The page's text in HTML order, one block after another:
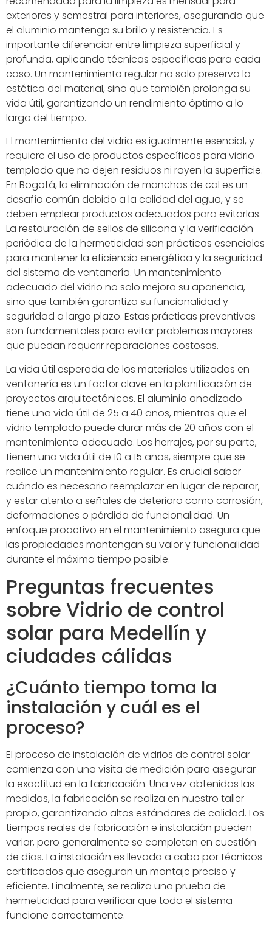
exteriores y semestral para interiores, asegurando que
el aluminio mantenga su brillo y resistencia. Es
importante diferenciar entre limpieza superficial y
profunda, aplicando técnicas específicas para cada
caso. Un mantenimiento regular no solo preserva la
estética del material, sino que también prolonga su
vida útil, garantizando un rendimiento óptimo a lo
largo del tiempo.
El mantenimiento del vidrio es igualmente esencial, y
requiere el uso de productos específicos para vidrio
templado que no dejen residuos ni rayen la superficie.
En Bogotá, la eliminación de manchas de cal es un
desafío común debido a la calidad del agua, y se
deben emplear productos adecuados para evitarlas.
La restauración de sellos de silicona y la verificación
periódica de la hermeticidad son prácticas esenciales
para mantener la eficiencia energética y la seguridad
del sistema de ventanería. Un mantenimiento
adecuado del vidrio no solo mejora su apariencia,
sino que también garantiza su funcionalidad y
seguridad a largo plazo. Estas prácticas preventivas
son fundamentales para evitar problemas mayores
que puedan requerir reparaciones costosas.
La vida útil esperada de los materiales utilizados en
ventanería es un factor clave en la planificación de
proyectos arquitectónicos. El aluminio anodizado
tiene una vida útil de 25 a 40 años, mientras que el
vidrio templado puede durar más de 20 años con el
mantenimiento adecuado. Los herrajes, por su parte,
tienen una vida útil de 10 a 15 años, siempre que se
realice un mantenimiento regular. Es crucial saber
cuándo es necesario reemplazar en lugar de reparar,
y estar atento a señales de deterioro como corrosión,
deformaciones o pérdida de funcionalidad. Un
enfoque proactivo en el mantenimiento asegura que
las propiedades mantengan su valor y funcionalidad
durante el máximo tiempo posible.
Preguntas frecuentes
sobre Vidrio de control
solar para Medellín y
ciudades cálidas
¿Cuánto tiempo toma la
instalación y cuál es el
proceso?
El proceso de instalación de vidrios de control solar
comienza con una visita de medición para asegurar
la exactitud en la fabricación. Una vez obtenidas las
medidas, la fabricación se realiza en nuestro taller
propio, garantizando altos estándares de calidad. Los
tiempos reales de fabricación e instalación pueden
variar, pero generalmente se completan en cuestión
de días. La instalación es llevada a cabo por técnicos
certificados que aseguran un montaje preciso y
eficiente. Finalmente, se realiza una prueba de
hermeticidad para verificar que todo el sistema
funcione correctamente.